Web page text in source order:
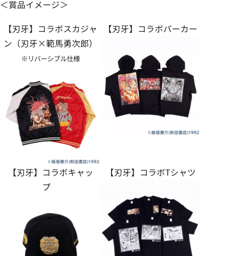
＜賞品イメージ＞
【刃牙】コラボスカジャ
ン（刃牙×範馬勇次郎）
※リバーシブル仕様
【刃牙】コラボパーカー
【刃牙】コラボキャッ
プ
【刃牙】コラボTシャツ